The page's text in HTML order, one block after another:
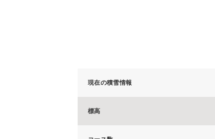
現在の積雪情報
標高